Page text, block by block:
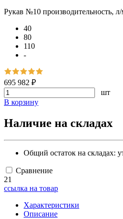
Рукав №10 производительность,
40
80
110
-
695 982 ₽
шт
В корзину
Наличие на складах
Общий остаток на складах:
Сравнение
21
ссылка на товар
Характеристики
Описание